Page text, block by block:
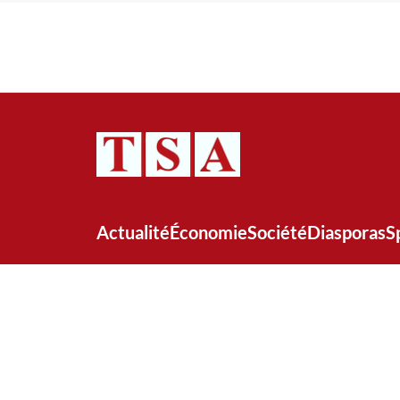
ActualitéÉconomieSociétéDiasporas